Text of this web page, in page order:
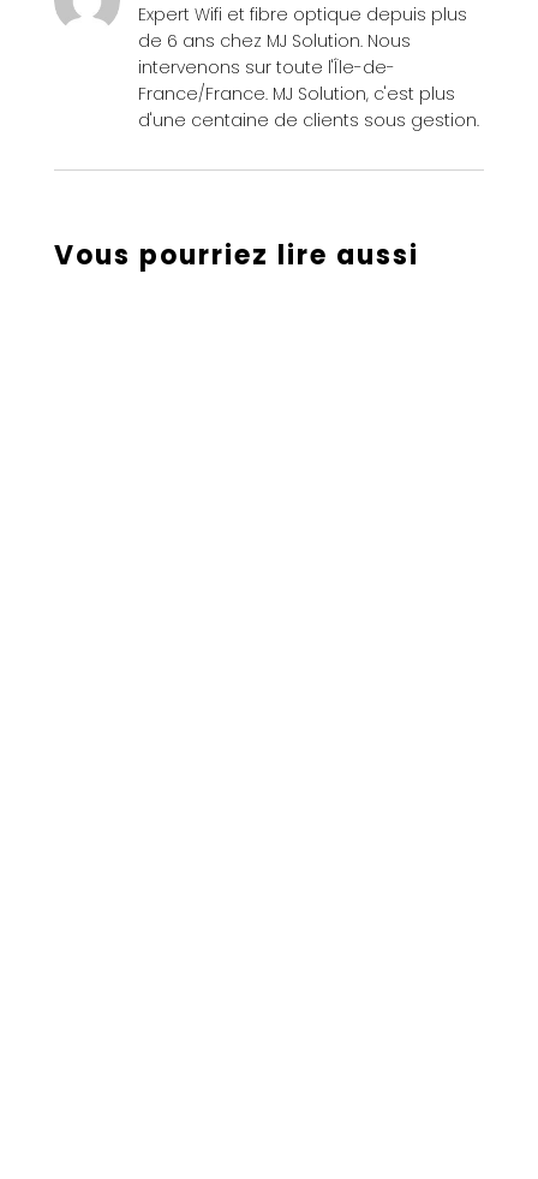
Expert Wifi et fibre optique depuis plus
de 6 ans chez MJ Solution. Nous
intervenons sur toute l'Île-de-
France/France. MJ Solution, c'est plus
d'une centaine de clients sous gestion.
Vous pourriez lire aussi